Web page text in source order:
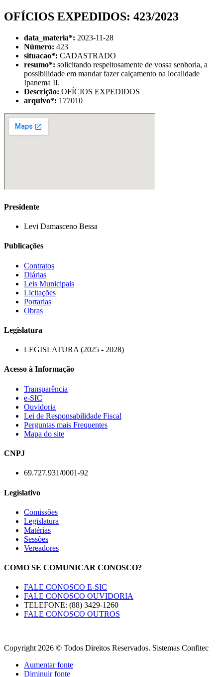
OFÍCIOS EXPEDIDOS: 423/2023
data_materia*: 2023-11-28
Número: 423
situacao*: CADASTRADO
resumo*: solicitando respeitosamente de vossa senhoria, a
possibilidade em mandar fazer calçamento na localidade
Ipanema II.
Descrição: OFÍCIOS EXPEDIDOS
arquivo*: 177010
Presidente
Levi Damasceno Bessa
Publicações
Contratos
Diárias
Leis Municipais
Licitações
Portarias
Obras
Legislatura
LEGISLATURA (2025 - 2028)
Acesso à Informação
Transparência
e-SIC
Ouvidoria
Lei de Responsabilidade Fiscal
Perguntas mais Frequentes
Mapa do site
CNPJ
69.727.931/0001-92
Legislativo
Comissões
Legislatura
Matérias
Sessões
Vereadores
COMO SE COMUNICAR CONOSCO?
FALE CONOSCO E-SIC
FALE CONOSCO OUVIDORIA
TELEFONE: (88) 3429-1260
FALE CONOSCO OUTROS
Copyright 2026 © Todos Direitos Reservados. Sistemas Confitec
Aumentar fonte
Diminuir fonte